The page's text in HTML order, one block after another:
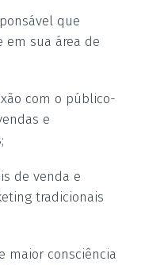
que
em sua área de
com o público-
e
de venda e
tradicionais
maior consciência